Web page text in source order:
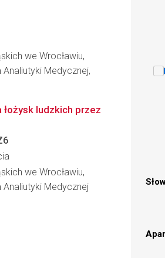
we Wrocławiu,
Medycznej,
ludzkich przez
we Wrocławiu,
Analiutyki Medycznej